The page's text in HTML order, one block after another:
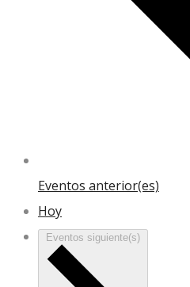
Eventos anterior(es)
Hoy
Eventos siguiente(s)